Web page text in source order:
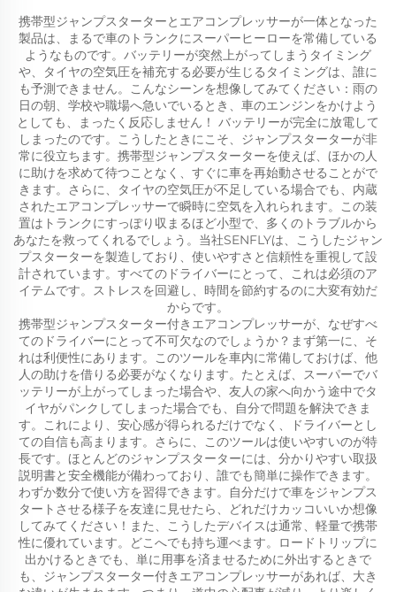
携帯型ジャンプスターターとエアコンプレッサーが一体となった
製品は、まるで車のトランクにスーパーヒーローを常備している
ようなものです。バッテリーが突然上がってしまうタイミング
や、タイヤの空気圧を補充する必要が生じるタイミングは、誰に
も予測できません。こんなシーンを想像してみてください：雨の
日の朝、学校や職場へ急いでいるとき、車のエンジンをかけよう
としても、まったく反応しません！ バッテリーが完全に放電して
しまったのです。こうしたときにこそ、ジャンプスターターが非
常に役立ちます。携帯型ジャンプスターターを使えば、ほかの人
に助けを求めて待つことなく、すぐに車を再始動させることがで
きます。さらに、タイヤの空気圧が不足している場合でも、内蔵
されたエアコンプレッサーで瞬時に空気を入れられます。この装
置はトランクにすっぽり収まるほど小型で、多くのトラブルから
あなたを救ってくれるでしょう。当社SENFLYは、こうしたジャン
プスターターを製造しており、使いやすさと信頼性を重視して設
計されています。すべてのドライバーにとって、これは必須のア
イテムです。ストレスを回避し、時間を節約するのに大変有効だ
からです。
携帯型ジャンプスターター付きエアコンプレッサーが、なぜすべ
てのドライバーにとって不可欠なのでしょうか？まず第一に、そ
れは利便性にあります。このツールを車内に常備しておけば、他
人の助けを借りる必要がなくなります。たとえば、スーパーでバ
ッテリーが上がってしまった場合や、友人の家へ向かう途中でタ
イヤがパンクしてしまった場合でも、自分で問題を解決できま
す。これにより、安心感が得られるだけでなく、ドライバーとし
ての自信も高まります。さらに、このツールは使いやすいのが特
長です。ほとんどのジャンプスターターには、分かりやすい取扱
説明書と安全機能が備わっており、誰でも簡単に操作できます。
わずか数分で使い方を習得できます。自分だけで車をジャンプス
タートさせる様子を友達に見せたら、どれだけカッコいいか想像
してみてください！また、こうしたデバイスは通常、軽量で携帯
性に優れています。どこへでも持ち運べます。ロードトリップに
出かけるときでも、単に用事を済ませるために外出するときで
も、ジャンプスターター付きエアコンプレッサーがあれば、大き